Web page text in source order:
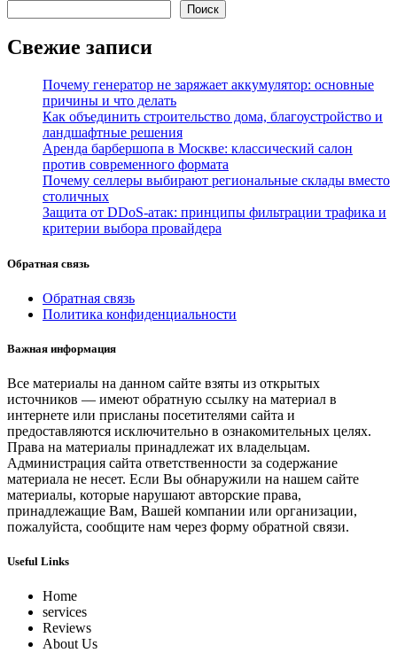
Поиск
Свежие записи
Почему генератор не заряжает аккумулятор: основные
причины и что делать
Как объединить строительство дома, благоустройство и
ландшафтные решения
Аренда барбершопа в Москве: классический салон
против современного формата
Почему селлеры выбирают региональные склады вместо
столичных
Защита от DDoS-атак: принципы фильтрации трафика и
критерии выбора провайдера
Обратная связь
Обратная связь
Политика конфиденциальности
Важная информация
Все материалы на данном сайте взяты из открытых
источников — имеют обратную ссылку на материал в
интернете или присланы посетителями сайта и
предоставляются исключительно в ознакомительных целях.
Права на материалы принадлежат их владельцам.
Администрация сайта ответственности за содержание
материала не несет. Если Вы обнаружили на нашем сайте
материалы, которые нарушают авторские права,
принадлежащие Вам, Вашей компании или организации,
пожалуйста, сообщите нам через форму обратной связи.
Useful Links
Home
services
Reviews
About Us